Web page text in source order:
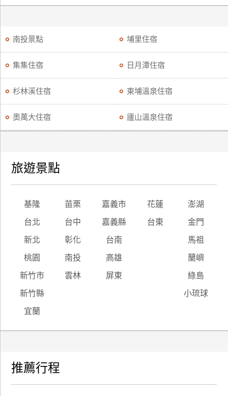
南投景點 埔里住宿
集集住宿 日月潭住宿
杉林溪住宿 東埔溫泉住宿
奧萬大住宿 廬山溫泉住宿
旅遊景點
基隆 苗栗 嘉義市 花蓮 澎湖
台北 台中 嘉義縣 台東 金門
新北 彰化 台南 馬祖
桃園 南投 高雄 蘭嶼
新竹市 雲林 屏東 綠島
新竹縣 小琉球
宜蘭
推薦行程